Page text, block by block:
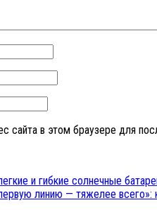
сайта в этом браузере для
и гибкие солнечные
линию — тяжелее